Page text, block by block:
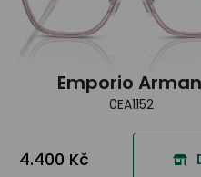
Emporio
0EA1152
4.400 Kč